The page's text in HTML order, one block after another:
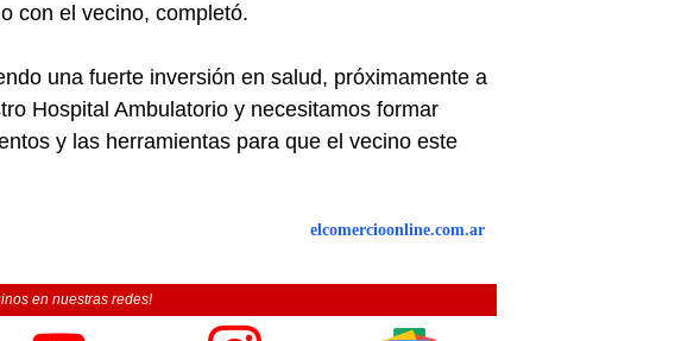
con el vecino, completó.
una fuerte inversión en salud, próximamente a
Hospital Ambulatorio y necesitamos formar
y las herramientas para que el vecino este
elcomercioonline.com.ar
en nuestras redes!